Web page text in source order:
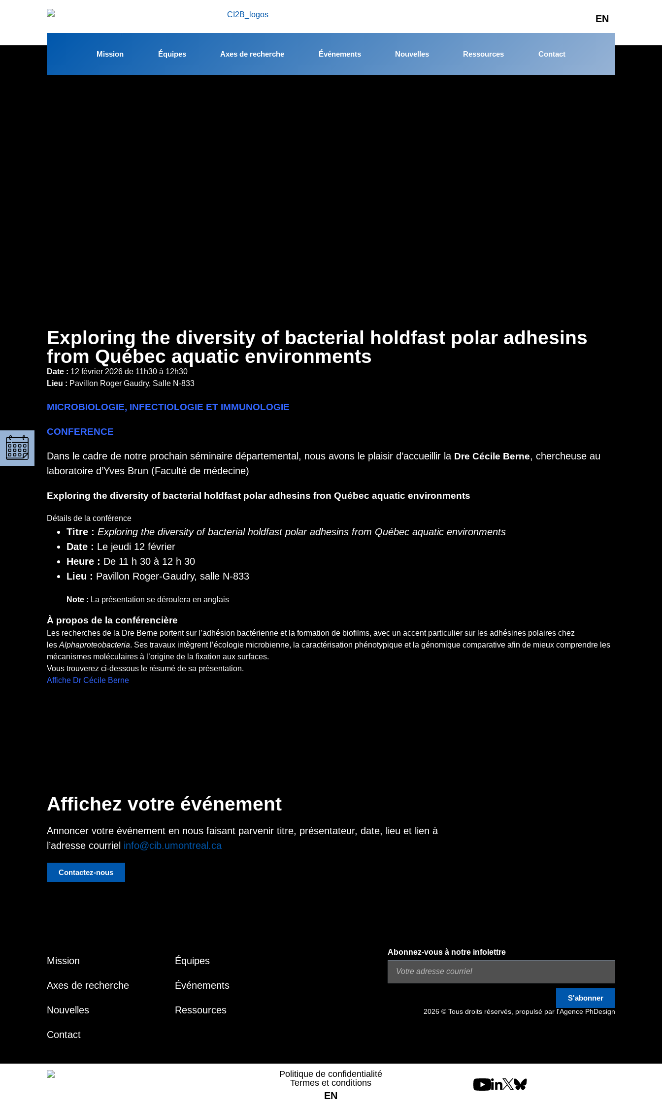
EN
Mission Équipes Axes de recherche Événements Nouvelles Ressources Contact
Exploring the diversity of bacterial holdfast polar adhesins
from Québec aquatic environments
Date : 12 février 2026 de 11h30 à 12h30
Lieu : Pavillon Roger Gaudry, Salle N-833
MICROBIOLOGIE, INFECTIOLOGIE ET IMMUNOLOGIE
CONFERENCE
Dans le cadre de notre prochain séminaire départemental, nous avons le plaisir d’accueillir la Dre Cécile Berne, chercheuse au
laboratoire d’Yves Brun (Faculté de médecine)
Exploring the diversity of bacterial holdfast polar adhesins fron Québec aquatic environments
Détails de la conférence
Titre : Exploring the diversity of bacterial holdfast polar adhesins from Québec aquatic environments
Date : Le jeudi 12 février
Heure : De 11 h 30 à 12 h 30
Lieu : Pavillon Roger-Gaudry, salle N-833
Note : La présentation se déroulera en anglais
À propos de la conférencière
Les recherches de la Dre Berne portent sur l’adhésion bactérienne et la formation de biofilms, avec un accent particulier sur les adhésines polaires chez
lesAlphaproteobacteria. Ses travaux intègrent l’écologie microbienne, la caractérisation phénotypique et la génomique comparative afin de mieux comprendre les
mécanismes moléculaires à l’origine de la fixation aux surfaces.
Vous trouverez ci-dessous le résumé de sa présentation.
Affiche Dr Cécile Berne
Affichez votre événement
Annoncer votre événement en nous faisant parvenir titre, présentateur, date, lieu et lien à
l’adresse courriel info@cib.umontreal.ca
Contactez-nous
Mission Équipes
Axes de recherche Événements
Nouvelles Ressources
Contact
Abonnez-vous à notre infolettre
S'abonner
2026 © Tous droits réservés, propulsé par l'Agence PhDesign
Politique de confidentialité
Termes et conditions
EN